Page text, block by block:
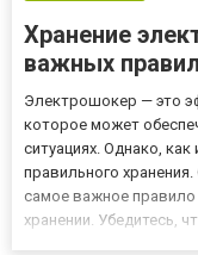
Хранение
важных правил
Электрошокер — это
которое может
ситуациях. Однако,
правильного
самое важное правило
хранении. Убедитесь,